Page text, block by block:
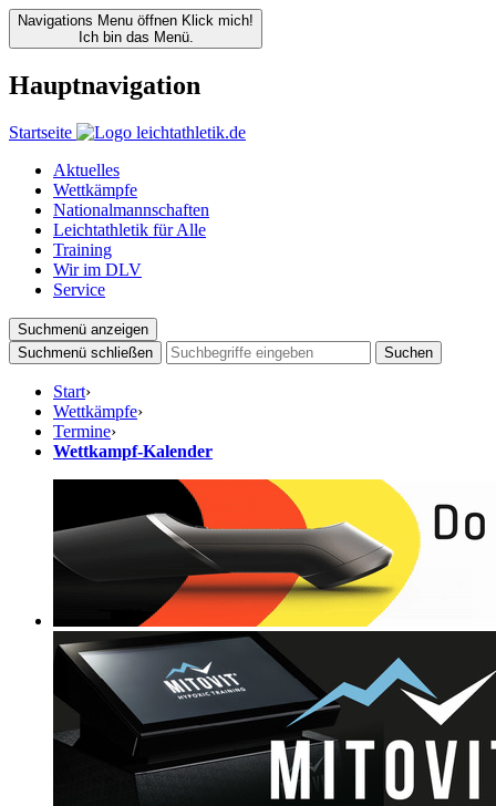
Navigations Menu öffnen Klick mich!
Ich bin das Menü.
Hauptnavigation
Startseite
Aktuelles
Wettkämpfe
Nationalmannschaften
Leichtathletik für Alle
Training
Wir im DLV
Service
Suchmenü anzeigen
Suchmenü schließen
Suchen
Start›
Wettkämpfe›
Termine›
Wettkampf-Kalender